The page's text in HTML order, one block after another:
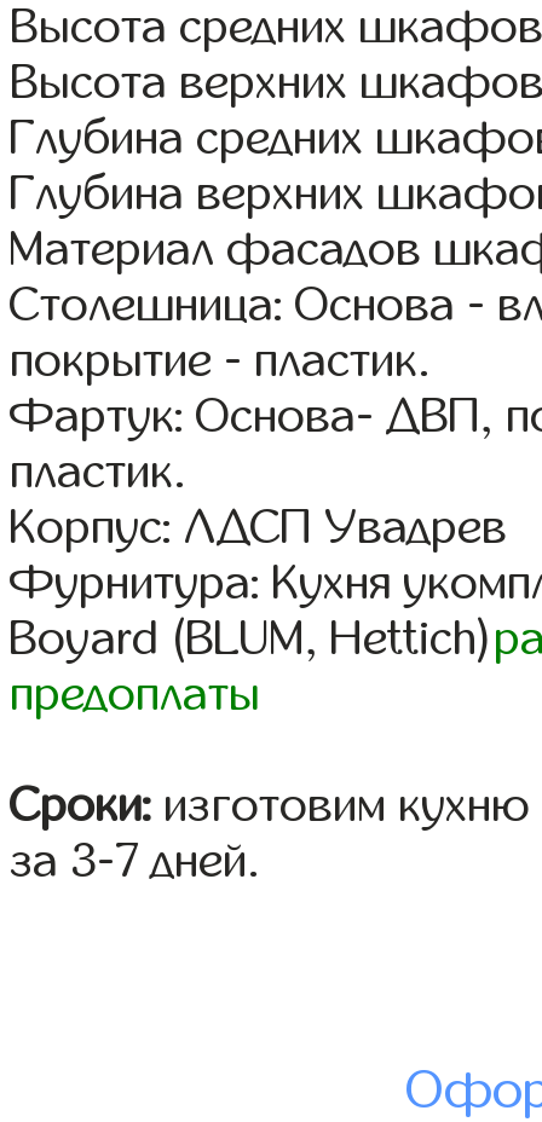
Высота средних
Высота верхних
Глубина средних
Глубина верхних
Материал фасадов
Столешница: Основа -
покрытие - пластик.
Фартук: Основа- ДВП,
пластик.
Корпус: ЛДСП Увадрев
Фурнитура: Кухня
Boyard (BLUM, Hettich)
предоплаты
Сроки: изготовим
за 3-7 дней.